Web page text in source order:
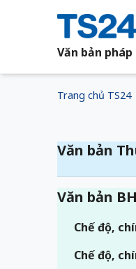
Văn bản
Trang chủ TS24
Văn bản
Văn bản
Chế độ,
Chế độ,